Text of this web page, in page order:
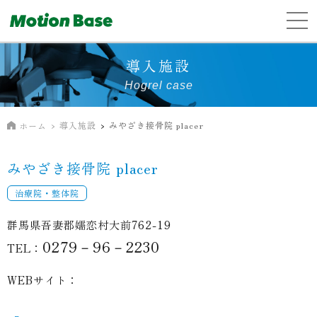
導入施設
Hogrel case
ホーム 導入施設 みやざき接骨院 placer
みやざき接骨院 placer
治療院・整体院
群馬県吾妻郡嬬恋村大前762-19
TEL： 0279－96－2230
WEBサイト：